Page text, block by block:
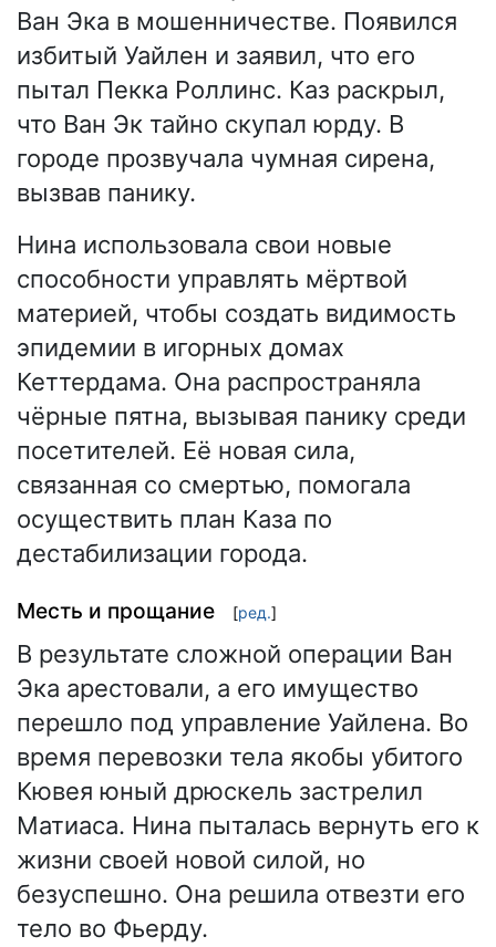
Ван Эка в мошенничестве. Появился
избитый Уайлен и заявил, что его
пытал Пекка Роллинс. Каз раскрыл,
что Ван Эк тайно скупал юрду. В
городе прозвучала чумная сирена,
вызвав панику.
Нина использовала свои новые
способности управлять мёртвой
материей, чтобы создать видимость
эпидемии в игорных домах
Кеттердама. Она распространяла
чёрные пятна, вызывая панику среди
посетителей. Её новая сила,
связанная со смертью, помогала
осуществить план Каза по
дестабилизации города.
Месть и прощание [ред.]
В результате сложной операции Ван
Эка арестовали, а его имущество
перешло под управление Уайлена. Во
время перевозки тела якобы убитого
Кювея юный дрюскель застрелил
Матиаса. Нина пыталась вернуть его к
жизни своей новой силой, но
безуспешно. Она решила отвезти его
тело во Фьерду.